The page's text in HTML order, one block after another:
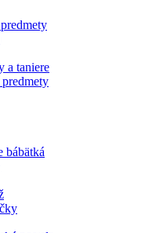
a taniere
bábätká